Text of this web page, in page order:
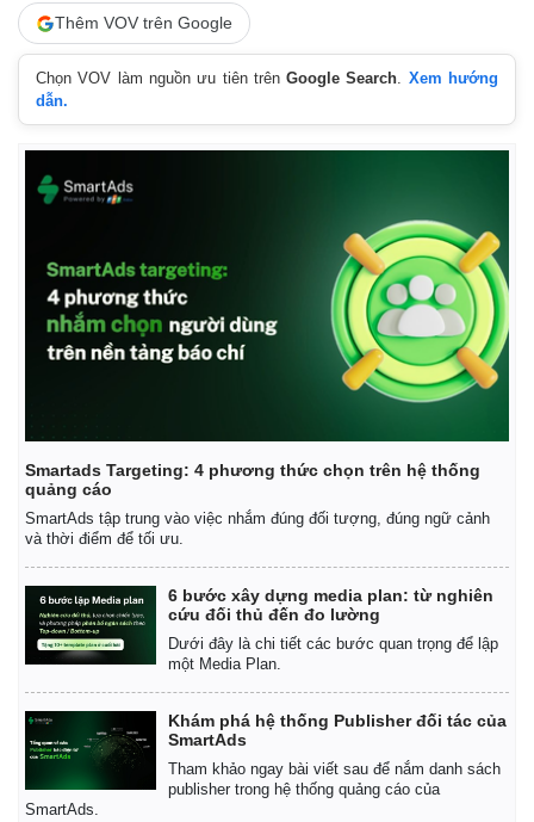
Cuộc sống đó đây
Hồ sơ
Ảnh
Infographic
Thêm VOV trên Google
Chọn VOV làm nguồn ưu tiên trênGoogle Search. Xem hướng
dẫn.
Smartads Targeting: 4 phương thức chọn trên hệ thống
quảng cáo
SmartAds tập trung vào việc nhắm đúng đối tượng, đúng ngữ cảnh
và thời điểm để tối ưu.
6 bước xây dựng media plan: từ nghiên
cứu đối thủ đến đo lường
Dưới đây là chi tiết các bước quan trọng để lập
một Media Plan.
Khám phá hệ thống Publisher đối tác của
SmartAds
Tham khảo ngay bài viết sau để nắm danh sách
publisher trong hệ thống quảng cáo của
SmartAds.